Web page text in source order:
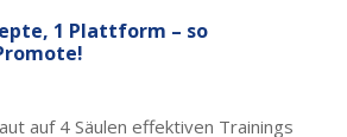
1 Plattform – so
auf 4 Säulen effektiven Trainings